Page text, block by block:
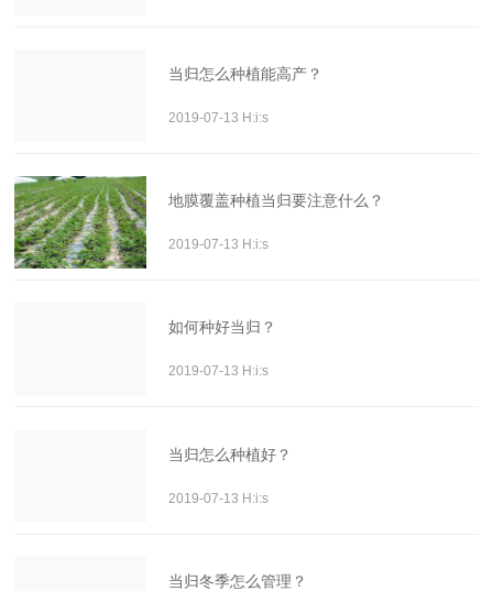
当归怎么种植能高产？
2019-07-13 H:i:s
地膜覆盖种植当归要注意什么？
2019-07-13 H:i:s
如何种好当归？
2019-07-13 H:i:s
当归怎么种植好？
2019-07-13 H:i:s
当归冬季怎么管理？